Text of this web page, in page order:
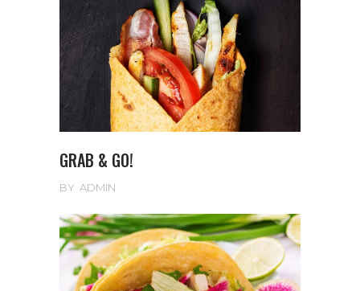
GRAB & GO!
BY ADMIN